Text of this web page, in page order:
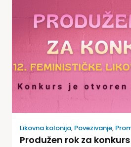
Likovna kolonija, Povezivanje,
Produžen rok za konkurs